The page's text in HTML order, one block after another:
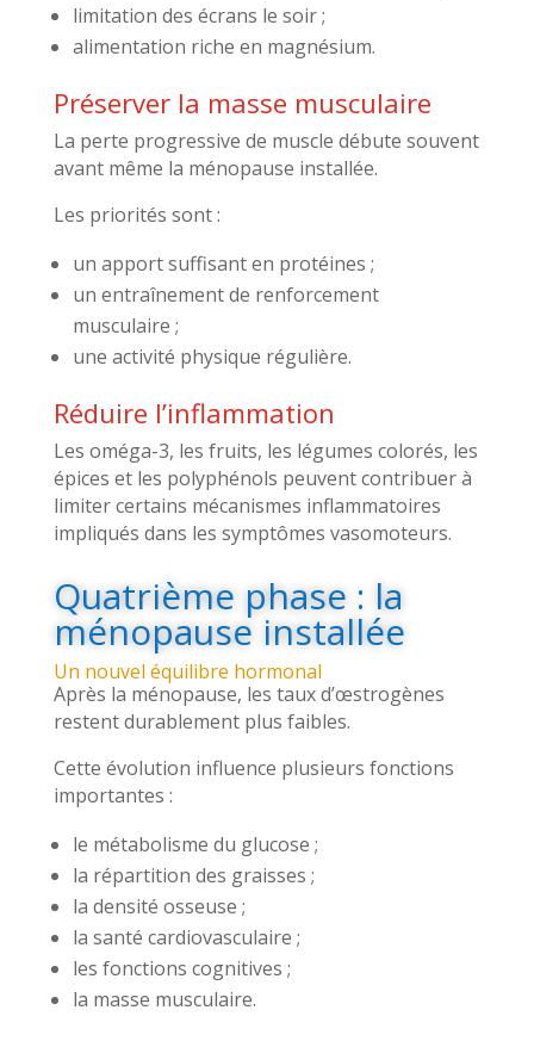
limitation des écrans le soir ;
alimentation riche en magnésium.
Préserver la masse musculaire
La perte progressive de muscle débute souvent
avant même la ménopause installée.
Les priorités sont :
un apport suffisant en protéines ;
un entraînement de renforcement
musculaire ;
une activité physique régulière.
Réduire l’inflammation
Les oméga-3, les fruits, les légumes colorés, les
épices et les polyphénols peuvent contribuer à
limiter certains mécanismes inflammatoires
impliqués dans les symptômes vasomoteurs.
Quatrième phase : la
ménopause installée
Un nouvel équilibre hormonal
Après la ménopause, les taux d’œstrogènes
restent durablement plus faibles.
Cette évolution influence plusieurs fonctions
importantes :
le métabolisme du glucose ;
la répartition des graisses ;
la densité osseuse ;
la santé cardiovasculaire ;
les fonctions cognitives ;
la masse musculaire.